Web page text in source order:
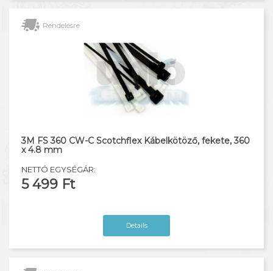
Rendelésre
3M FS 360 CW-C Scotchflex Kábelkötöző, fekete, 360
x 4.8 mm
NETTÓ EGYSÉGÁR:
5 499 Ft
Details